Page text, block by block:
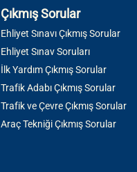
Çıkmış Sorular
Ehliyet Sınavı Çıkmış Sorular
Ehliyet Sınav Soruları
İlk Yardım Çıkmış Sorular
Trafik Adabı Çıkmış Sorular
Trafik ve Çevre Çıkmış Sorular
Araç Tekniği Çıkmış Sorular